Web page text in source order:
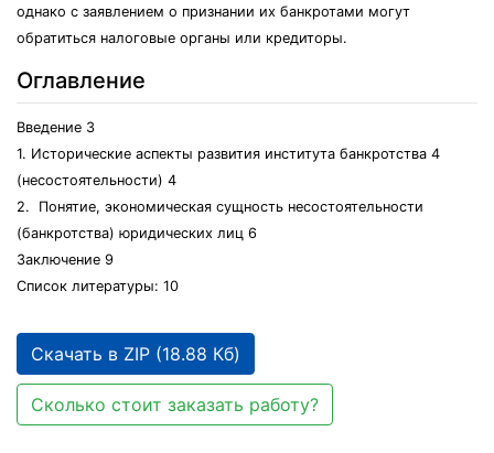
однако с заявлением о признании их банкротами могут
обратиться налоговые органы или кредиторы.
Оглавление
Введение 3
1. Исторические аспекты развития института банкротства 4
(несостоятельности) 4
2. Понятие, экономическая сущность несостоятельности
(банкротства) юридических лиц 6
Заключение 9
Список литературы: 10
Скачать в ZIP (18.88 Кб)
Сколько стоит заказать работу?